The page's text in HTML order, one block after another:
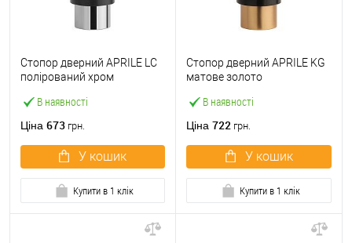
В наявності
Стопор дверний APRILE LC
полірований хром
Ціна 673 грн.
У кошик
Купити в 1 клік
В наявності
Стопор дверний APRILE KG
матове золото
Ціна 722 грн.
У кошик
Купити в 1 клік